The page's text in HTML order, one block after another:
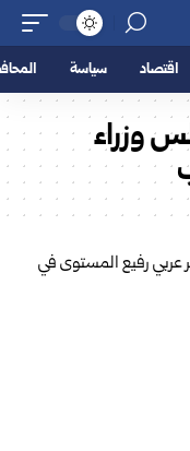
اقتصاد سياسة
لمجلس وزراء